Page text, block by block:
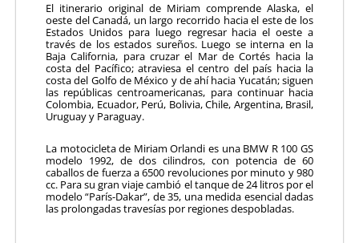
El itinerario original de Miriam comprende Alaska, el
oeste del Canadá, un largo recorrido hacia el este de los
Estados Unidos para luego regresar hacia el oeste a
través de los estados sureños. Luego se interna en la
Baja California, para cruzar el Mar de Cortés hacia la
costa del Pacífico; atraviesa el centro del país hacia la
costa del Golfo de México y de ahí hacia Yucatán; siguen
las repúblicas centroamericanas, para continuar hacia
Colombia, Ecuador, Perú, Bolivia, Chile, Argentina, Brasil,
Uruguay y Paraguay.
La motocicleta de Miriam Orlandi es una BMW R 100 GS
modelo 1992, de dos cilindros, con potencia de 60
caballos de fuerza a 6500 revoluciones por minuto y 980
cc. Para su gran viaje cambió el tanque de 24 litros por el
modelo “París-Dakar”, de 35, una medida esencial dadas
las prolongadas travesías por regiones despobladas.